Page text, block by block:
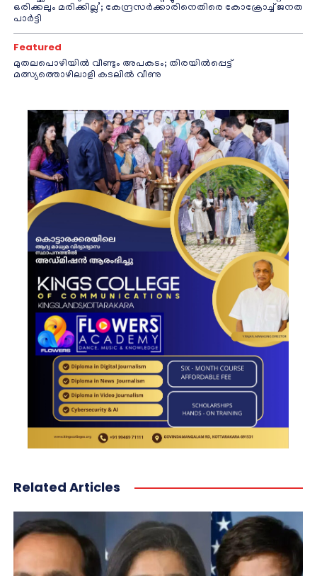
ഒരിക്കലും മരിക്കില്ല’; കേന്ദ്രസർക്കാരിനെതിരെ കോക്രോച്ച് ജനത
പാർട്ടി
Featured
മുതലപൊഴിയിൽ വീണ്ടും അപകടം; തിരയിൽപ്പെട്ട്
മത്സ്യത്തൊഴിലാളി കടലിൽ വീണു
Related Articles